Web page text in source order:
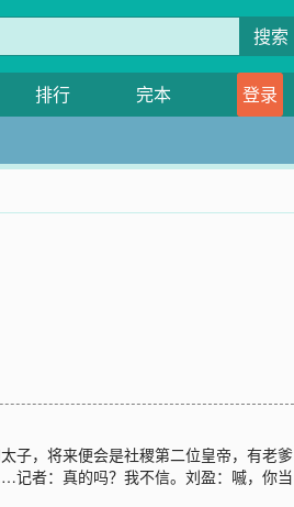
搜索
排行 完本
登录
子，将来便会是社稷第二位皇帝，有老爹
记者：真的吗？我不信。刘盈：嘁，你当